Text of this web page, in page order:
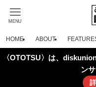
MENU
HOME ABOUT
〈OTOTSU〉は、
ン